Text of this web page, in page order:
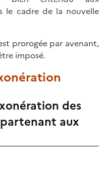
le cadre de la nouvelle
prorogée par avenant,
imposé.
des
aux